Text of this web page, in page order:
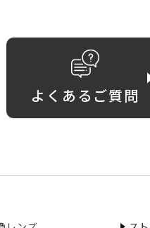
よくあるご質問